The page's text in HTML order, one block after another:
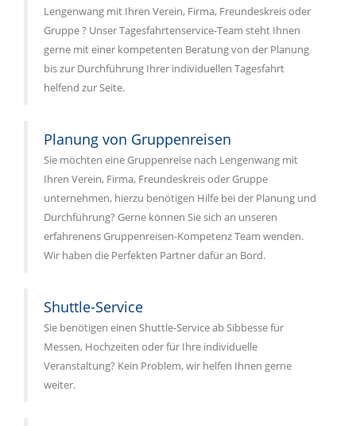
Lengenwang mit Ihren Verein, Firma, Freundeskreis oder
Gruppe ? Unser Tagesfahrtenservice-Team steht Ihnen
gerne mit einer kompetenten Beratung von der Planung
bis zur Durchführung Ihrer individuellen Tagesfahrt
helfend zur Seite.
Planung von Gruppenreisen
Sie möchten eine Gruppenreise nach Lengenwang mit
Ihren Verein, Firma, Freundeskreis oder Gruppe
unternehmen, hierzu benötigen Hilfe bei der Planung und
Durchführung? Gerne können Sie sich an unseren
erfahrenens Gruppenreisen-Kompetenz Team wenden.
Wir haben die Perfekten Partner dafür an Bord.
Shuttle-Service
Sie benötigen einen Shuttle-Service ab Sibbesse für
Messen, Hochzeiten oder für Ihre individuelle
Veranstaltung? Kein Problem, wir helfen Ihnen gerne
weiter.